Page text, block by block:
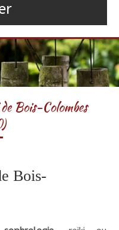
Bois-Colombes
Bois-